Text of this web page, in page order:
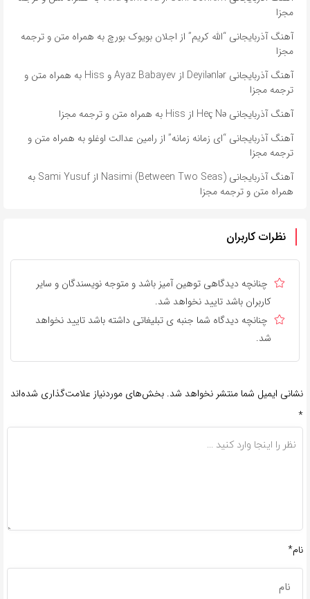
مجزا
آهنگ آذربایجانی “الله کریم” از اجلان بویوک بورچ به همراه متن و ترجمه
مجزا
آهنگ آذربایجانی Deyilənlər از Ayaz Babayev و Hiss به همراه متن و
ترجمه مجزا
آهنگ آذربایجانی Heç Nə از Hiss به همراه متن و ترجمه مجزا
آهنگ آذربایجانی “ای زمانه زمانه” از رامین عدالت اوغلو به همراه متن و
ترجمه مجزا
آهنگ آذربایجانی Nasimi (Between Two Seas) از Sami Yusuf به
همراه متن و ترجمه مجزا
نظرات کاربران
چنانچه دیدگاهی توهین آمیز باشد و متوجه نویسندگان و سایر
کاربران باشد تایید نخواهد شد.
چنانچه دیدگاه شما جنبه ی تبلیغاتی داشته باشد تایید نخواهد
شد.
نشانی ایمیل شما منتشر نخواهد شد. بخش‌های موردنیاز علامت‌گذاری شده‌اند
*
نام*